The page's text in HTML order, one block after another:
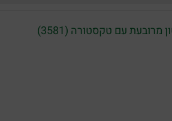
מרובעת עם טקסטורה (3581)